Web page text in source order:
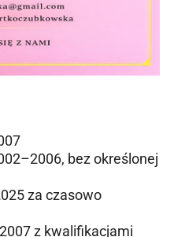
bez określonej
za czasowo
z kwalifikacjami